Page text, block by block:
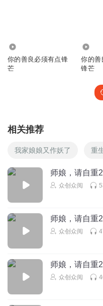
你的善良必须有点锋
芒
你的善
锋芒
相关推荐
我家娘娘又作妖了 重
师娘，请自重
众创众阅
师娘，请自重
众创众阅
师娘，请自重
众创众阅